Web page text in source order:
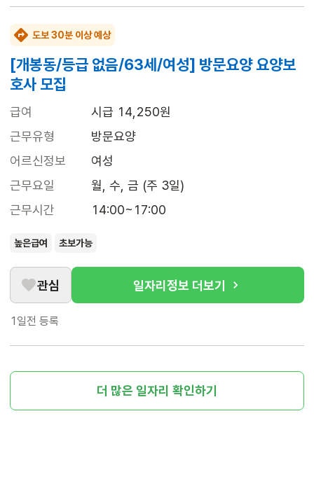
도보 30분 이상 예상
[개봉동/등급 없음/63세/여성] 방문요양 요양보
호사 모집
급여
시급 14,250원
근무유형
방문요양
어르신정보
여성
근무요일
월, 수, 금 (주 3일)
근무시간
14:00~17:00
높은급여 초보가능
관심 일자리정보 더보기
1일전 등록
더 많은 일자리 확인하기